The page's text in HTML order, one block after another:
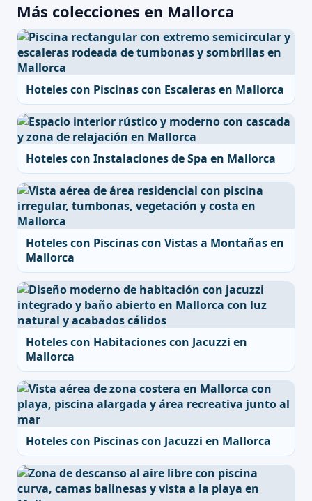
Más colecciones en Mallorca
Hoteles con Piscinas con Escaleras en Mallorca
Hoteles con Instalaciones de Spa en Mallorca
Hoteles con Piscinas con Vistas a Montañas en
Mallorca
Hoteles con Habitaciones con Jacuzzi en
Mallorca
Hoteles con Piscinas con Jacuzzi en Mallorca